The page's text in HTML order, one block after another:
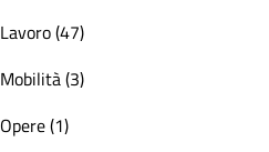
Lavoro (47)
Mobilità (3)
Opere (1)